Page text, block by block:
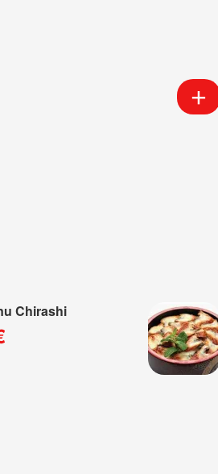
Chirashi